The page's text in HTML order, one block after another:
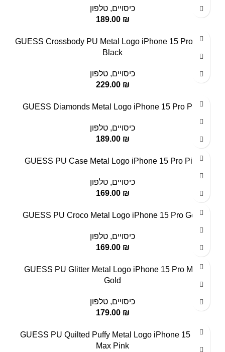
כיסויים, טלפון
189.00 ₪
GUESS Crossbody PU Metal Logo iPhone 15 Pro Max
Black
כיסויים, טלפון
229.00 ₪
GUESS Diamonds Metal Logo iPhone 15 Pro Pink
כיסויים, טלפון
189.00 ₪
GUESS PU Case Metal Logo iPhone 15 Pro Pink
כיסויים, טלפון
169.00 ₪
GUESS PU Croco Metal Logo iPhone 15 Pro Gold
כיסויים, טלפון
169.00 ₪
GUESS PU Glitter Metal Logo iPhone 15 Pro Max
Gold
כיסויים, טלפון
179.00 ₪
GUESS PU Quilted Puffy Metal Logo iPhone 15 Pro
Max Pink